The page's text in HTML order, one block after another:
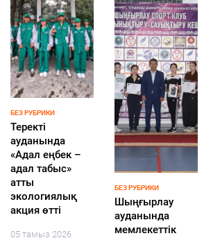
05 тамыз 2026
115
0
109
0
ҚҰРЫЛТАЙ-2026
Определен